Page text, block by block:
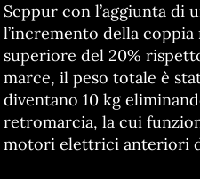
Seppur con l’aggiunta di
l’incremento della coppia
superiore del 20%
marce, il peso totale è
diventano 10 kg
retromarcia, la cui
motori elettrici anteriori